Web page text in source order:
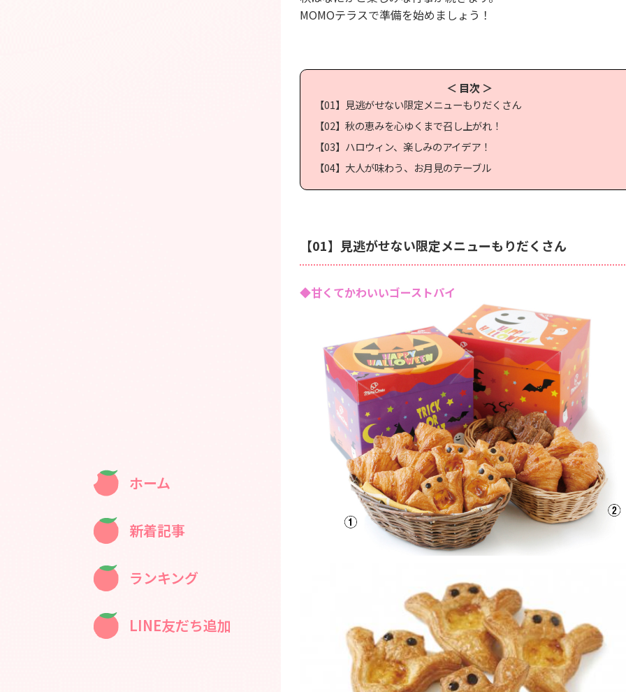
ホーム
新着記事
ランキング
LINE友だち追加
MOMOテラスで準備を始めましょう！
＜ 目次 ＞
【01】見逃がせない限定メニューもりだくさん
【02】秋の恵みを心ゆくまで召し上がれ！
【03】ハロウィン、楽しみのアイデア！
【04】大人が味わう、お月見のテーブル
【01】見逃がせない限定メニューもりだくさん
◆甘くてかわいいゴーストパイ